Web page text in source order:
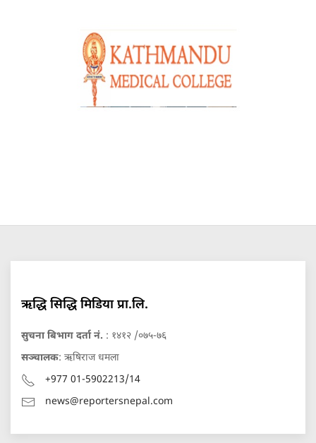
ऋद्धि सिद्धि मिडिया प्रा.लि.
सुचना बिभाग दर्ता नं. : १४१२ /०७५-७६
सञ्चालक: ऋषिराज धमला
+977 01-5902213/14
news@reportersnepal.com